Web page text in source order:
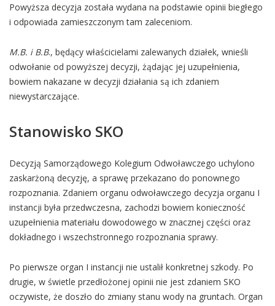
Powyższa decyzja została wydana na podstawie opinii biegłego
i odpowiada zamieszczonym tam zaleceniom.
M.B. i B.B., będący właścicielami zalewanych działek, wnieśli
odwołanie od powyższej decyzji, żądając jej uzupełnienia,
bowiem nakazane w decyzji działania są ich zdaniem
niewystarczające.
Stanowisko SKO
Decyzją Samorządowego Kolegium Odwoławczego uchylono
zaskarżoną decyzję, a sprawę przekazano do ponownego
rozpoznania. Zdaniem organu odwoławczego decyzja organu I
instancji była przedwczesna, zachodzi bowiem konieczność
uzupełnienia materiału dowodowego w znacznej części oraz
dokładnego i wszechstronnego rozpoznania sprawy.
Po pierwsze organ I instancji nie ustalił konkretnej szkody. Po
drugie, w świetle przedłożonej opinii nie jest zdaniem SKO
oczywiste, że doszło do zmiany stanu wody na gruntach. Organ